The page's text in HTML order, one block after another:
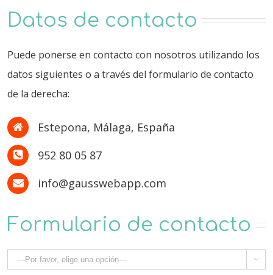
Datos de contacto
Puede ponerse en contacto con nosotros utilizando los
datos siguientes o a través del formulario de contacto
de la derecha:
Estepona, Málaga, España
952 80 05 87
info@gausswebapp.com
Formulario de contacto
